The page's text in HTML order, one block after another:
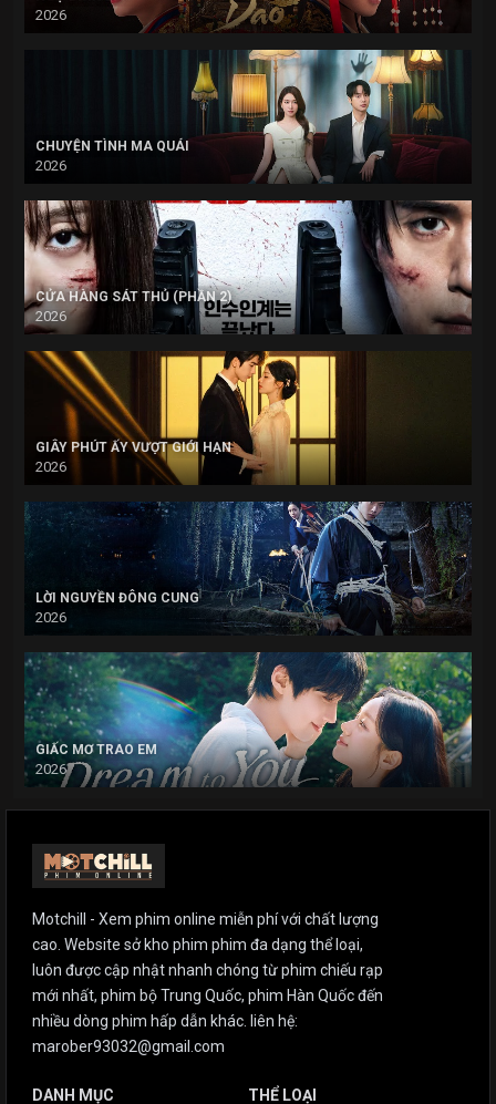
2026
CHUYỆN TÌNH MA QUÁI
2026
CỬA HÀNG SÁT THỦ (PHẦN 2)
2026
GIÂY PHÚT ẤY VƯỢT GIỚI HẠN
2026
LỜI NGUYỀN ĐÔNG CUNG
2026
GIẤC MƠ TRAO EM
2026
Motchill - Xem phim online miễn phí với chất lượng
cao. Website sở kho phim phim đa dạng thể loại,
luôn được cập nhật nhanh chóng từ phim chiếu rạp
mới nhất, phim bộ Trung Quốc, phim Hàn Quốc đến
nhiều dòng phim hấp dẫn khác. liên hệ:
marober93032@gmail.com
DANH MỤC THỂ LOẠI